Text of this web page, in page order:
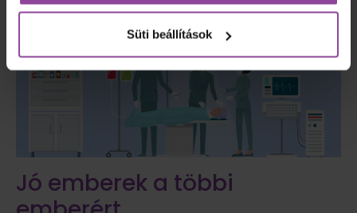
Süti beállítások
Jó emberek a többi